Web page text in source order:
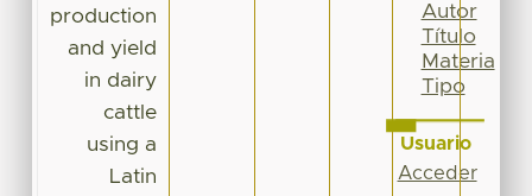
production
and yield
in dairy
cattle
using a
Latin
Autor
Título
Materia
Tipo
Usuario
Acceder